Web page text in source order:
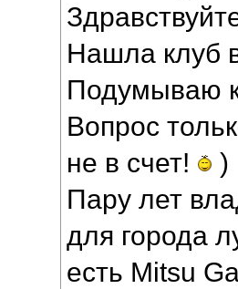
Нашла клуб
Подумываю
Вопрос
не в счет!
)
Пару лет
для города
есть Mitsu